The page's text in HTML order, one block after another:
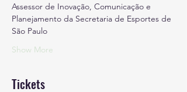
Assessor de Inovação, Comunicação e
Planejamento da Secretaria de Esportes de
São Paulo
Show More
Tickets